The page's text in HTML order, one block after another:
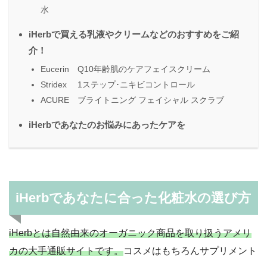
水
iHerbで買える乳液やクリームなどのおすすめをご紹
介！
Eucerin Q10年齢肌のケアフェイスクリーム
Stridex 1ステップ･ニキビコントロール
ACURE ブライトニング フェイシャル スクラブ
iHerbであなたのお悩みにあったケアを
iHerbであなたに合った化粧水の選び方
iHerbとは自然由来のオーガニック商品を取り扱うアメリ
カの大手通販サイトです。コスメはもちろんサプリメント